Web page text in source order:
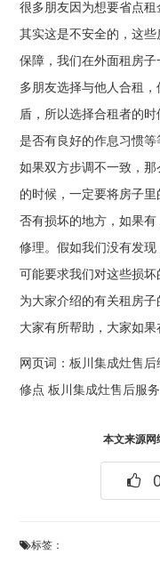
很多朋友因为想要省点
其实这是不安全的，这
保障，我们在外面租房
多朋友选择与他人合租
盾，所以选择合租者的时
是否有良好的作息习惯等
如果双方步调不一致，
的时候，一定要将房子
否有损坏的地方，如果
修理。假如我们没有发
可能要求我们对这些损
为大家介绍的有关租房
大家有所帮助，大家如果
网页词：板川集成灶售后
修点 板川集成灶售后服
本文来源网
标签：